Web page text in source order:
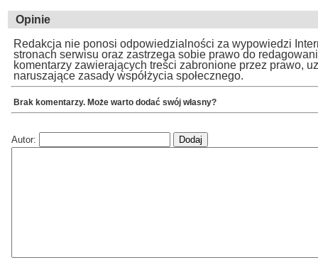
Opinie
Redakcja nie ponosi odpowiedzialności za wypowiedzi
stronach serwisu oraz zastrzega sobie prawo do
komentarzy zawierających treści zabronione przez prawo,
naruszające zasady współżycia społecznego.
Brak komentarzy. Może warto dodać swój własny?
Autor: